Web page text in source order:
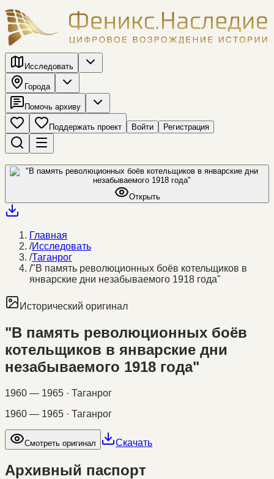
Исследовать
Города
Помочь архиву
Поддержать проект Войти Регистрация
Открыть
Главная
/Исследовать
/Таганрог
/"В память революционных боёв котельщиков в
январские дни незабываемого 1918 года"
Исторический оригинал
"В память революционных боёв
котельщиков в январские дни
незабываемого 1918 года"
1960 — 1965 · Таганрог
1960 — 1965 · Таганрог
Смотреть оригинал Скачать
Архивный паспорт